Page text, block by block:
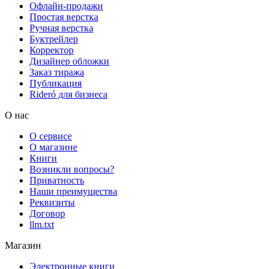
Офлайн-продажи
Простая верстка
Ручная верстка
Буктрейлер
Корректор
Дизайнер обложки
Заказ тиража
Публикация
Rideró для бизнеса
О нас
О сервисе
О магазине
Книги
Возникли вопросы?
Приватность
Наши преимущества
Реквизиты
Договор
llm.txt
Магазин
Электронные книги